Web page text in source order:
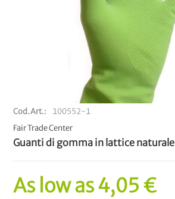
Cod.Art.
100552-1
Fair Trade Center
Guanti di gomma in lattice naturale
As low as4,05 €